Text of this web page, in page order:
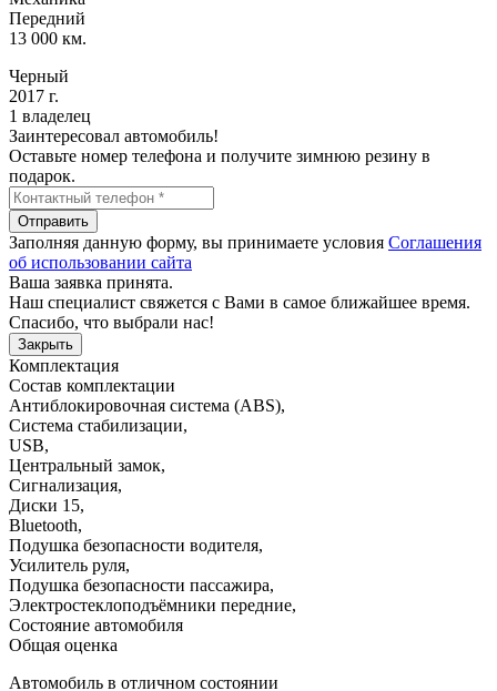
Передний
13 000 км.
Черный
2017 г.
1 владелец
Заинтересовал автомобиль!
Оставьте номер телефона и получите зимнюю резину в
подарок.
Отправить
Заполняя данную форму, вы принимаете условия Соглашения
об использовании сайта
Ваша заявка принята.
Наш специалист свяжется с Вами в самое ближайшее время.
Спасибо, что выбрали нас!
Закрыть
Комплектация
Состав комплектации
Антиблокировочная система (ABS),
Система стабилизации,
USB,
Центральный замок,
Сигнализация,
Диски 15,
Bluetooth,
Подушка безопасности водителя,
Усилитель руля,
Подушка безопасности пассажира,
Электростеклоподъёмники передние,
Состояние автомобиля
Общая оценка
Автомобиль в отличном состоянии